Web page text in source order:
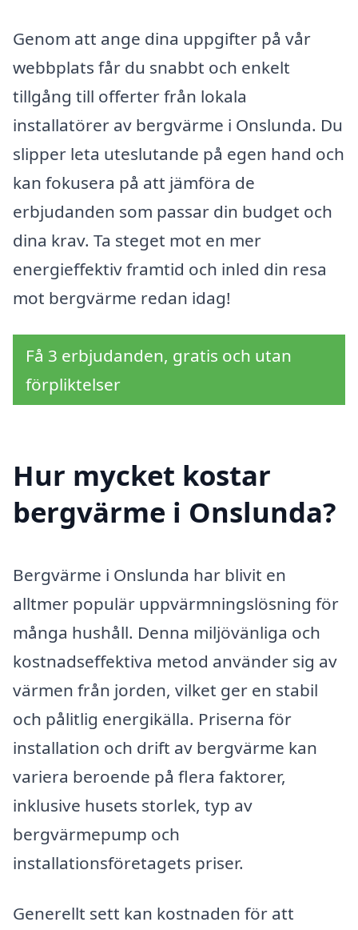
Genom att ange dina uppgifter på vår
webbplats får du snabbt och enkelt
tillgång till offerter från lokala
installatörer av bergvärme i Onslunda. Du
slipper leta uteslutande på egen hand och
kan fokusera på att jämföra de
erbjudanden som passar din budget och
dina krav. Ta steget mot en mer
energieffektiv framtid och inled din resa
mot bergvärme redan idag!
Få 3 erbjudanden, gratis och utan
förpliktelser
Hur mycket kostar
bergvärme i Onslunda?
Bergvärme i Onslunda har blivit en
alltmer populär uppvärmningslösning för
många hushåll. Denna miljövänliga och
kostnadseffektiva metod använder sig av
värmen från jorden, vilket ger en stabil
och pålitlig energikälla. Priserna för
installation och drift av bergvärme kan
variera beroende på flera faktorer,
inklusive husets storlek, typ av
bergvärmepump och
installationsföretagets priser.
Generellt sett kan kostnaden för att